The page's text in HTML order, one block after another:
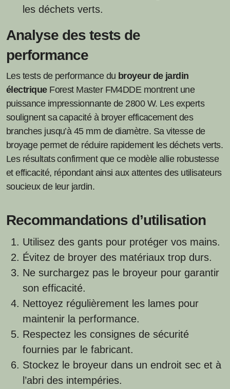
les déchets verts.
Analyse des tests de
performance
Les tests de performance du broyeur de jardin
électriqueForest Master FM4DDE montrent une
puissance impressionnante de 2800 W. Les experts
soulignent sa capacité à broyer efficacement des
branches jusqu’à 45 mm de diamètre. Sa vitesse de
broyage permet de réduire rapidement les déchets verts.
Les résultats confirment que ce modèle allie robustesse
et efficacité, répondant ainsi aux attentes des utilisateurs
soucieux de leur jardin.
Recommandations d’utilisation
Utilisez des gants pour protéger vos mains.
Évitez de broyer des matériaux trop durs.
Ne surchargez pas le broyeur pour garantir
son efficacité.
Nettoyez régulièrement les lames pour
maintenir la performance.
Respectez les consignes de sécurité
fournies par le fabricant.
Stockez le broyeur dans un endroit sec et à
l’abri des intempéries.